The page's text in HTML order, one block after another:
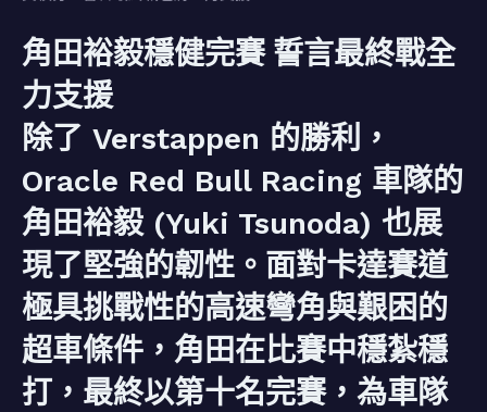
角田裕毅穩健完賽 誓言最終戰全
力支援
除了 Verstappen 的勝利，
Oracle Red Bull Racing 車隊的
角田裕毅 (Yuki Tsunoda) 也展
現了堅強的韌性。面對卡達賽道
極具挑戰性的高速彎角與艱困的
超車條件，角田在比賽中穩紮穩
打，最終以第十名完賽，為車隊